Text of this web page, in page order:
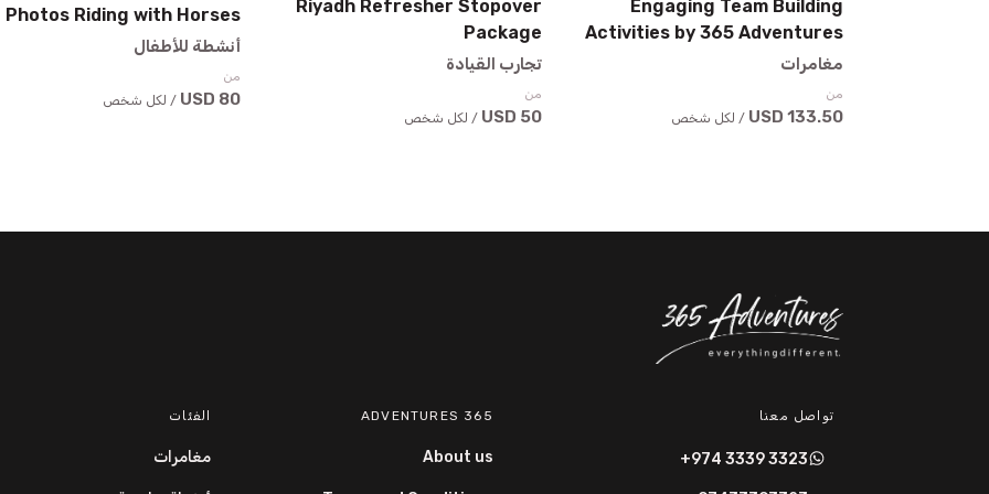
Engaging Team Building
Activities by 365 Adventures
مغامرات
من
133.50 USD / لكل شخص
Riyadh Refresher Stopover
Package
تجارب القيادة
من
50 USD / لكل شخص
Photos Riding with Horses
أنشطة للأطفال
من
80 USD / لكل شخص
تواصل معنا
+974 3339 3323
365 ADVENTURES
About us
الفئات
مغامرات